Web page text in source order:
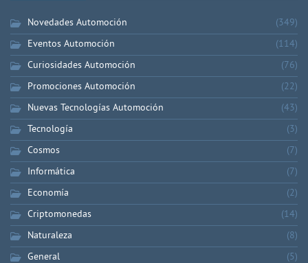
Novedades Automoción
(349)
Eventos Automoción
(114)
Curiosidades Automoción
(76)
Promociones Automoción
(22)
Nuevas Tecnologías Automoción
(43)
Tecnología
(3)
Cosmos
(7)
Informática
(7)
Economía
(2)
Criptomonedas
(14)
Naturaleza
(8)
General
(5)